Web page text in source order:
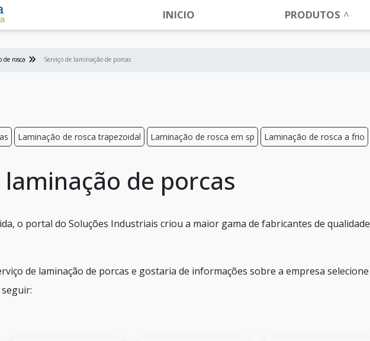
INICIO PRODUTOS
de rosca Serviço de laminação de porcas
Laminação de rosca trapezoidal Laminação de rosca em sp Laminação de rosca a frio
de porcas
o portal do Soluções Industriais criou a maior gama de fabricantes de qualidade
de laminação de porcas e gostaria de informações sobre a empresa selecione